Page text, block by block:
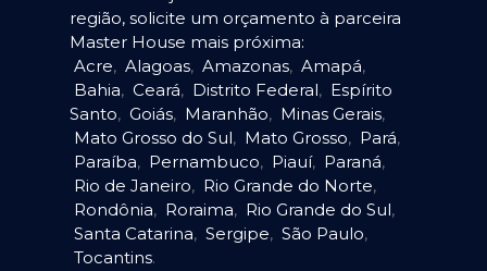
região, solicite um orçamento à parceira
Master House mais próxima:
Acre, Alagoas, Amazonas, Amapá,
Bahia, Ceará, Distrito Federal, Espírito
Santo, Goiás, Maranhão, Minas Gerais,
Mato Grosso do Sul, Mato Grosso, Pará,
Paraíba, Pernambuco, Piauí, Paraná,
Rio de Janeiro, Rio Grande do Norte,
Rondônia, Roraima, Rio Grande do Sul,
Santa Catarina, Sergipe, São Paulo,
Tocantins.